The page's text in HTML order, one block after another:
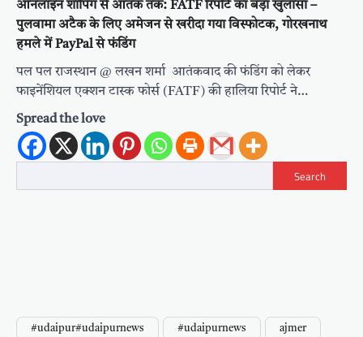
ऑनलाइन शॉपिंग से आतंक तक: FATF रिपोर्ट का बड़ा खुलासा –
पुलवामा अटैक के लिए अमेजन से खरीदा गया विस्फोटक, गोरखनाथ
हमले में PayPal से फंडिंग
पल पल राजस्थान @ लखन शर्मा आतंकवाद की फंडिंग को लेकर
फाइनेंशियल एक्शन टास्क फोर्स (FATF) की हालिया रिपोर्ट ने…
Spread the love
Search
#udaipur#udaipurnews #udaipurnews ajmer